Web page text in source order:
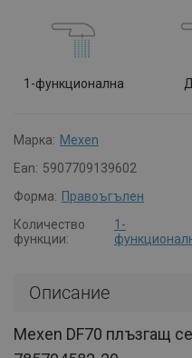
1-функционална
Марка: Mexen
Ean: 5907709139602
Форма: Правоъгълен
Количество
функции:
1-
Описание
Mexen DF70 плъзгащ